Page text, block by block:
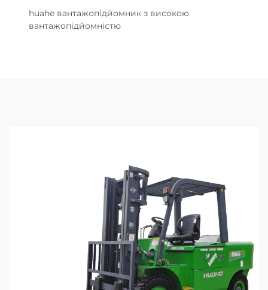
huahe вантажопідйомник з високою
вантажопідйомністю